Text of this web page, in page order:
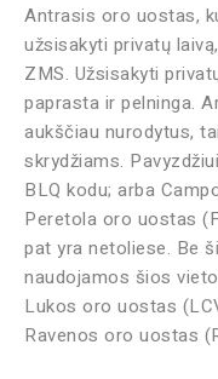
Antrasis oro uostas,
užsisakyti privatų
ZMS. Užsisakyti
paprasta ir pelninga.
aukščiau nurodytus,
skrydžiams.
BLQ kodu; arba
Peretola oro uostas
pat yra netoliese. Be
naudojamos šios
Lukos oro uostas
Ravenos oro uostas